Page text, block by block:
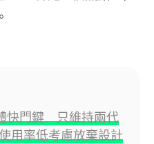
快門鍵 只維持兩代
用率低考慮放棄設計